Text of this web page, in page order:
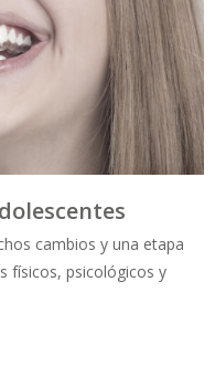
cambios y una etapa
físicos, psicológicos y